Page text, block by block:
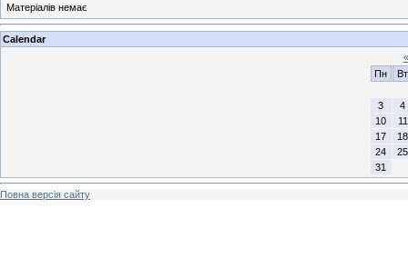
Матеріалів немає
Calendar
«
Пн
Вт
3
4
10
11
17
18
24
25
31
Повна версія сайту